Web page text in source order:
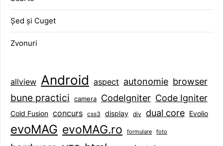
Șed și Cuget
Zvonuri
allview Android aspect autonomie browser
bune practici camera CodeIgniter Code Igniter
Cold Fusion concurs css3 display div dual core Evolio
evoMAG evoMAG.ro formulare foto